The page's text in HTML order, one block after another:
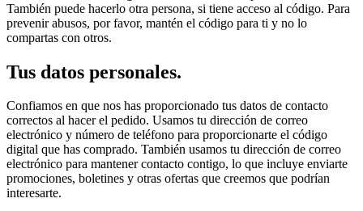
También puede hacerlo otra persona, si tiene acceso al código. Para
prevenir abusos, por favor, mantén el código para ti y no lo
compartas con otros.
Tus datos personales.
Confiamos en que nos has proporcionado tus datos de contacto
correctos al hacer el pedido. Usamos tu dirección de correo
electrónico y número de teléfono para proporcionarte el código
digital que has comprado. También usamos tu dirección de correo
electrónico para mantener contacto contigo, lo que incluye enviarte
promociones, boletines y otras ofertas que creemos que podrían
interesarte.